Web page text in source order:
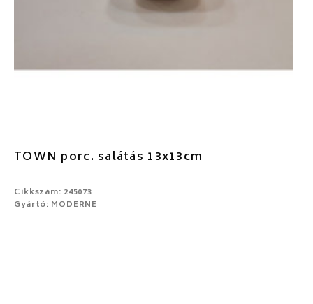
TOWN porc. salátás 13x13cm
Cikkszám: 245073
Gyártó: MODERNE